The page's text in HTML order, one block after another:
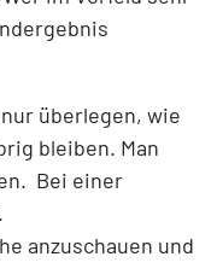
überlegen, wie
bleiben. Man
Bei einer
anzuschauen und